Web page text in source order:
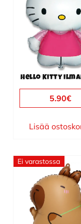
Hello Kitty
5.90€
Lisää
Ei varastossa